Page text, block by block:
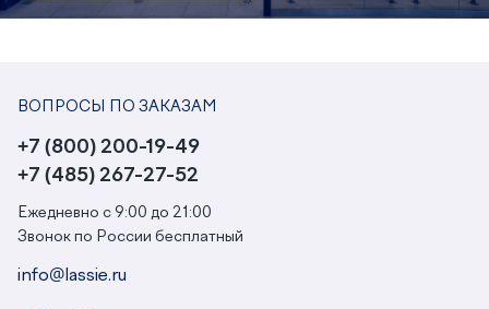
ВОПРОСЫ ПО ЗАКАЗАМ
+7 (800) 200-19-49
+7 (485) 267-27-52
Ежедневно с 9:00 до 21:00
Звонок по России бесплатный
info@lassie.ru